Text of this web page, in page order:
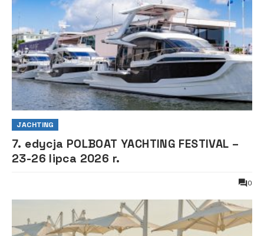
JACHTING
7. edycja POLBOAT YACHTING FESTIVAL –
23-26 lipca 2026 r.
0